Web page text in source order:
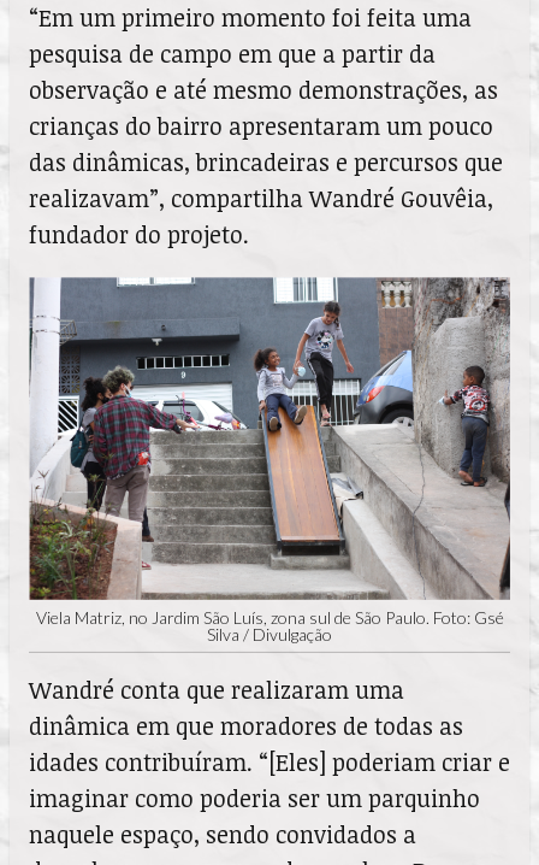
“Em um primeiro momento foi feita uma
pesquisa de campo em que a partir da
observação e até mesmo demonstrações, as
crianças do bairro apresentaram um pouco
das dinâmicas, brincadeiras e percursos que
realizavam”, compartilha Wandré Gouvêia,
fundador do projeto.
Viela Matriz, no Jardim São Luís, zona sul de São Paulo. Foto: Gsé
Silva / Divulgação
Wandré conta que realizaram uma
dinâmica em que moradores de todas as
idades contribuíram. “[Eles] poderiam criar e
imaginar como poderia ser um parquinho
naquele espaço, sendo convidados a